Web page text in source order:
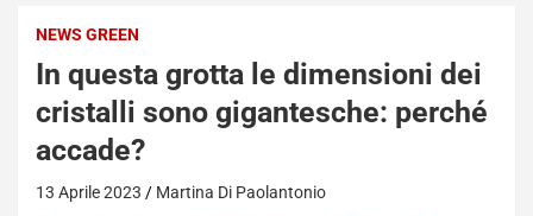
NEWS GREEN
In questa grotta le dimensioni dei
cristalli sono gigantesche: perché
accade?
13 Aprile 2023 Martina Di Paolantonio